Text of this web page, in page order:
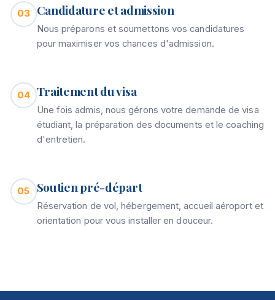
03 Candidature et admission
Nous préparons et soumettons vos candidatures
pour maximiser vos chances d'admission.
04 Traitement du visa
Une fois admis, nous gérons votre demande de visa
étudiant, la préparation des documents et le coaching
d'entretien.
05 Soutien pré-départ
Réservation de vol, hébergement, accueil aéroport et
orientation pour vous installer en douceur.